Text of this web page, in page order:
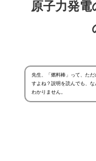
原子力発
先生、「燃料棒」って、た
すよね？説明を読んでも、な
わかりません。